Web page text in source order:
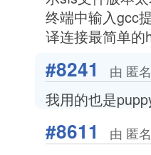
终端中输入gcc
译连接最简单的
#8241 由 匿
我用的也是
#8611 由 匿